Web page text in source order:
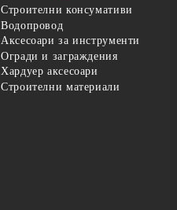
Строителни консумативи
Водопровод
Аксесоари за инструменти
Огради и заграждения
Хардуер аксесоари
Строителни материали